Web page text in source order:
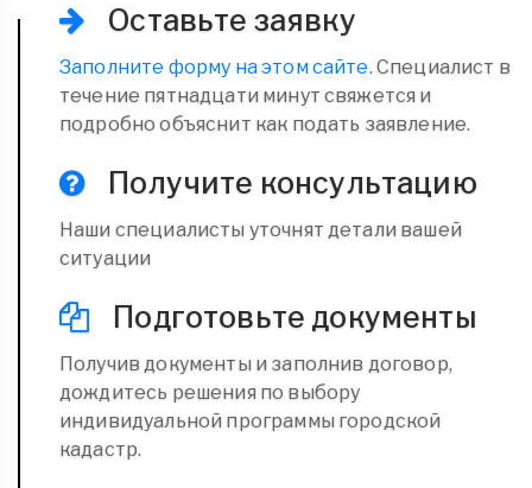
Оставьте заявку
Заполните форму на этом сайте. Специалист в
течение пятнадцати минут свяжется и
подробно объяснит как подать заявление.
Получите консультацию
Наши специалисты уточнят детали вашей
ситуации
Подготовьте документы
Получив документы и заполнив договор,
дождитесь решения по выбору
индивидуальной программы городской
кадастр.